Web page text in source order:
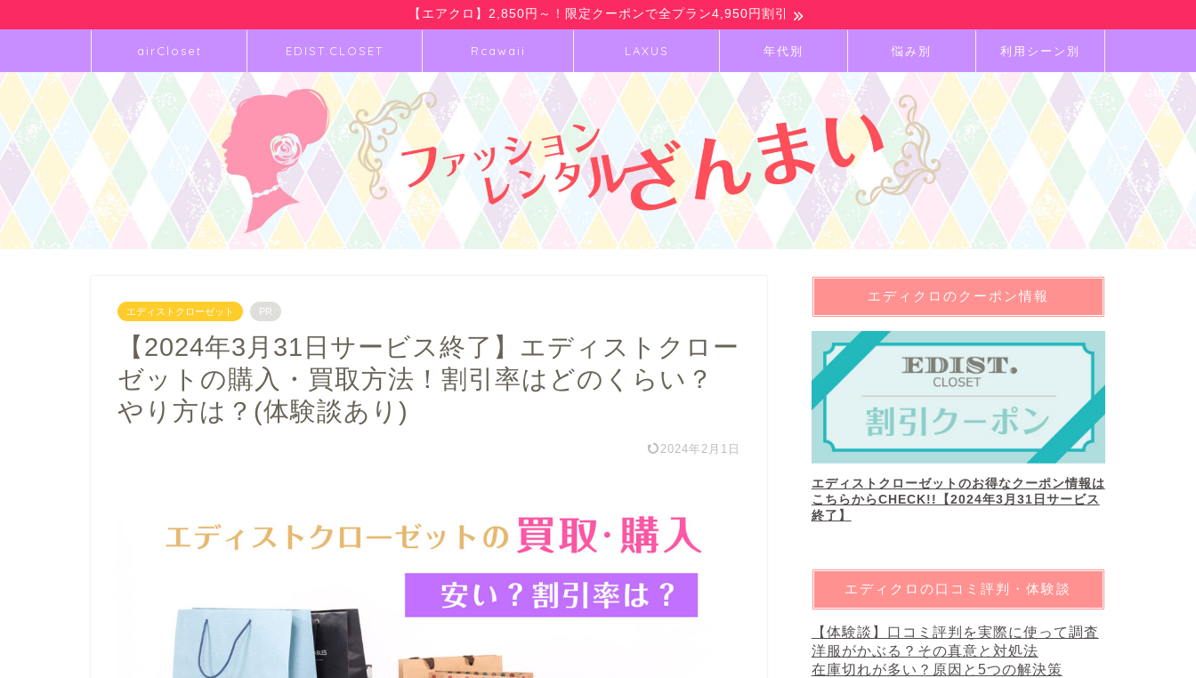
【エアクロ】2,850円～！限定クーポンで全プラン4,950円割引
airCloset EDIST.CLOSET Rcawaii LAXUS 年代別 悩み別 利用シーン別
エディストクローゼット PR
【2024年3月31日サービス終了】エディストクロー
ゼットの購入・買取方法！割引率はどのくらい？
やり方は？(体験談あり)
2024年2月1日
エディクロのクーポン情報
エディストクローゼットのお得なクーポン情報は
こちらからCHECK!!【2024年3月31日サービス
終了】
エディクロの口コミ評判・体験談
【体験談】口コミ評判を実際に使って調査
洋服がかぶる？その真意と対処法
在庫切れが多い？原因と5つの解決策